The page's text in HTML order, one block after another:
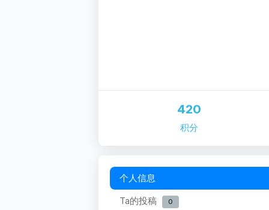
420
积分
个人信息
Ta的投稿
0